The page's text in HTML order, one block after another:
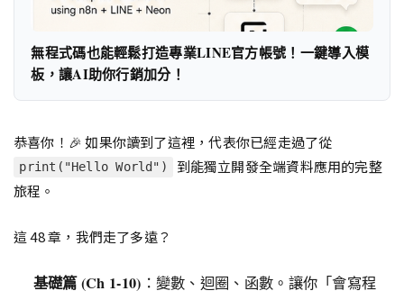
無程式碼也能輕鬆打造專業LINE官方帳號！一鍵導入模
板，讓AI助你行銷加分！
恭喜你！🎉 如果你讀到了這裡，代表你已經走過了從
print("Hello World")
到能獨立開發全端資料應用的完整
旅程。
這 48 章，我們走了多遠？
基礎篇 (Ch 1-10) ：變數、迴圈、函數。讓你「會寫程